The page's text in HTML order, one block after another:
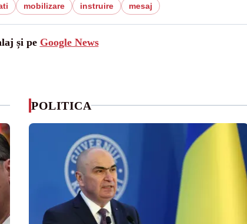
mobilizare instruire mesaj
și pe Google News
POLITICA